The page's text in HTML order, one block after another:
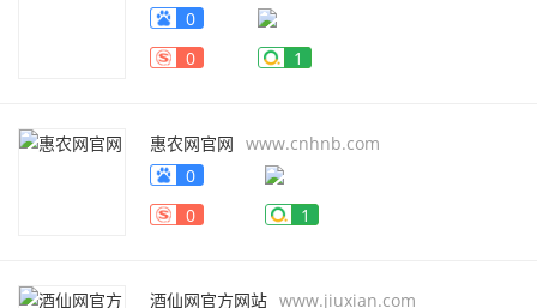
0
0
1
惠农网官网 www.cnhnb.com
0
0
1
酒仙网官方网站 www.jiuxian.com